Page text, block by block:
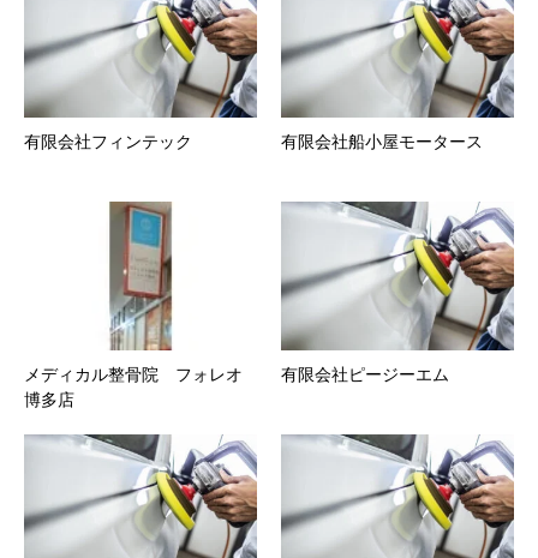
有限会社フィンテック 有限会社船小屋モータース
メディカル整骨院 フォレオ
博多店
有限会社ピージーエム